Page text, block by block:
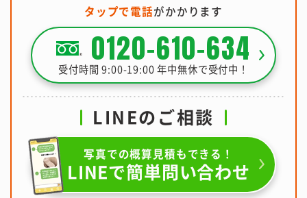
タップで電話がかかります
0120-610-634
受付時間 9:00-19:00 年中無休で受付中！
LINEのご相談
写真での概算見積もできる！
LINEで簡単問い合わせ